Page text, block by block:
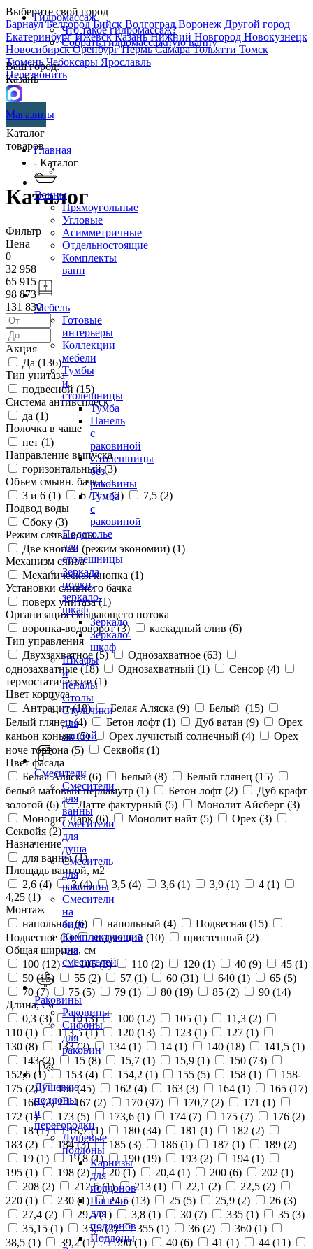
Выберите свой город
БарнаулБелгородБийск ВолгоградВоронеж Другой город
ЕкатеринбургИжевскКазаньНижний Новгород Новокузнецк
НовосибирскОренбургПермьСамараТольятти Томск
ТюменьЧебоксары Ярославль
Перезвонить
Гидромассаж
Что такое гидромассаж?
Собрать гидромассажную ванну
Ваш город:
Казань
Магазины
Каталог
товаров
Ванны
Прямоугольные
Угловые
Асимметричные
Отдельностоящие
Комплекты
ванн
Мебель
Готовые
интерьеры
Коллекции
мебели
Тумбы
и
столешницы
Тумба
Панель
с
раковиной
Столешницы
без
раковины
Тумба
с
раковиной
Подстолье
для
столешницы
Зеркала,
полки,
зеркало-
шкаф
Зеркало
Зеркало-
шкаф
Шкафы
и
пеналы
Столы
Стульчики
для
ванной
Смесители
Смесители
для
ванны
Смесители
для
душа
Смеситель
для
раковины
Смесители
на
биде
Комплектующие
для
смесителей
Раковины
Раковины
Сифоны
для
раковин
Душевые
поддоны
и
перегородки
Душевые
поддоны
Карнизы
для
поддонов
Панели
для
поддонов
Поддоны
Главная
- Каталог
Каталог
Фильтр
Цена
0
32 958
65 915
98 873
131 830
Акция
Да (136)
Тип унитаза
подвесной (15)
Система антивсплеск
да (1)
Полочка в чаше
нет (1)
Направление выпуска
горизонтальный (3)
Объем смывн. бачка, л
3 и 6 (1) 6 / 3 л (2) 7,5 (2)
Подвод воды
Сбоку (3)
Режим слива воды
Две кнопки (режим экономии) (1)
Механизм слива
Механическая кнопка (1)
Установки сливного бачка
поверх унитаза (1)
Организация смывающего потока
воронка-водоворот (3) каскадный слив (6)
Тип управления
Двухзахватное (5) Однозахватное (63)
однозахватные (18) Однозахватный (1) Сенсор (4)
термостатические (1)
Цвет корпуса
Антрацит (18) Белая Аляска (9) Белый (15)
Белый глянец (4) Бетон лофт (1) Дуб ватан (9)
Орех
каньон коньяк (5) Орех лучистый солнечный (4)
Орех
ноче тортона (5) Секвойя (1)
Цвет фасада
Белая Аляска (6) Белый (8) Белый глянец (15)
белый матовый перламутр (1) Бетон лофт (2)
Дуб крафт
золотой (6) Латте фактурный (5) Монолит Айсберг (3)
Монолит Дарк (6) Монолит найт (5) Орех (3)
Секвойя (2)
Назначение
для ванны (1)
Площадь ванной, м2
2,6 (4) 3 (4) 3,5 (4) 3,6 (1) 3,9 (1) 4 (1)
4,25 (1)
Монтаж
напольная (6) напольный (4) Подвесная (15)
Подвесное (1) подвесной (10) пристенный (2)
Общая ширина, см
100 (12) 105 (3) 110 (2) 120 (1) 40 (9) 45 (1)
50 (15) 55 (2) 57 (1) 60 (31) 640 (1) 65 (5)
70 (7) 75 (5) 79 (1) 80 (19) 85 (2) 90 (14)
Длина, см
0,3 (3) 10 (3) 100 (12) 105 (1) 11,3 (2)
110 (1) 113,5 (1) 120 (13) 123 (1) 127 (1)
130 (8) 133 (2) 134 (1) 14 (1) 140 (18) 141,5 (1)
143 (2) 15 (8) 15,7 (1) 15,9 (1) 150 (73)
152,5 (1) 153 (4) 154,2 (1) 155 (5) 158 (1)
158-
175 (2) 160 (45) 162 (4) 163 (3) 164 (1) 165 (17)
166 (2) 167 (2) 170 (97) 170,7 (2) 171 (1)
172 (1) 173 (5) 173,6 (1) 174 (7) 175 (7) 176 (2)
18 (1) 18,7 (1) 180 (34) 181 (1) 182 (2)
183 (2) 184 (3) 185 (3) 186 (1) 187 (1) 189 (2)
19 (1) 19,8 (1) 190 (19) 193 (2) 194 (1)
195 (1) 198 (2) 20 (1) 20,4 (1) 200 (6) 202 (1)
208 (2) 212,5 (1) 213 (1) 22,1 (2) 22,5 (2)
220 (1) 230 (1) 24,5 (13) 25 (5) 25,9 (2) 26 (3)
27,4 (2) 29,5 (1) 3,8 (1) 30 (7) 335 (1) 35 (3)
35,15 (1) 35,5 (2) 355 (1) 36 (2) 360 (1)
38,5 (1) 39,2 (1) 390 (1) 40 (6) 41 (1) 44 (11)